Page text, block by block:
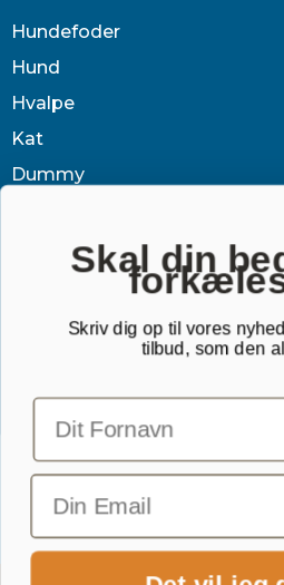
Hundefoder
Hund
Hvalpe
Kat
Dummy
Tøj & jagt
Sovetid
TILMELD
Skal din
Skriv dig op til vores
tilbud, som den
Email